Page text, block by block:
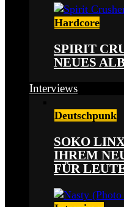
Hardcore
SPIRIT
NEUES
Interviews
Deutschpunk
SOKO
IHREM
FÜR